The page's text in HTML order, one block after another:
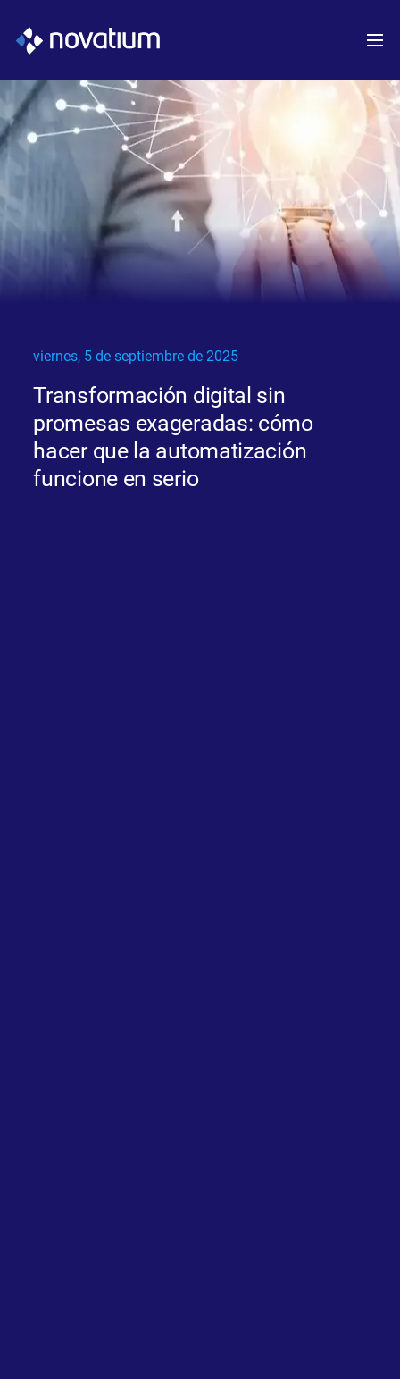
viernes, 5 de septiembre de 2025
Transformación digital sin
promesas exageradas: cómo
hacer que la automatización
funcione en serio